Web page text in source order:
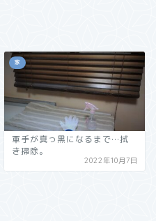
家
軍手が真っ黒になるまで…拭
き掃除。
2022年10月7日